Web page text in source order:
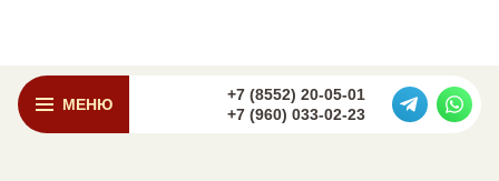
МЕНЮ
+7 (8552) 20-05-01
+7 (960) 033-02-23